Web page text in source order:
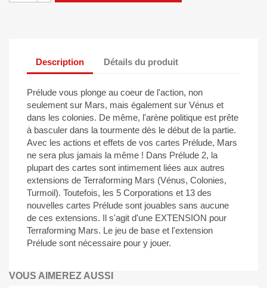
Description Détails du produit
Prélude vous plonge au coeur de l'action, non
seulement sur Mars, mais également sur Vénus et
dans les colonies. De même, l'arène politique est prête
à basculer dans la tourmente dès le début de la partie.
Avec les actions et effets de vos cartes Prélude, Mars
ne sera plus jamais la même ! Dans Prélude 2, la
plupart des cartes sont intimement liées aux autres
extensions de Terraforming Mars (Vénus, Colonies,
Turmoil). Toutefois, les 5 Corporations et 13 des
nouvelles cartes Prélude sont jouables sans aucune
de ces extensions. Il s'agit d'une EXTENSION pour
Terraforming Mars. Le jeu de base et l'extension
Prélude sont nécessaire pour y jouer.
VOUS AIMEREZ AUSSI